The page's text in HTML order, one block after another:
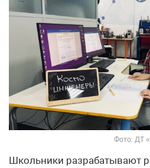
Фото: ДТ
Школьники разрабатывают